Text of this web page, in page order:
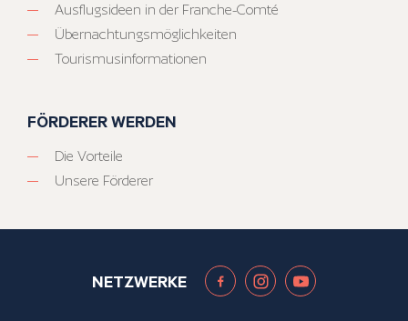
Ausflugsideen in der Franche-Comté
Übernachtungsmöglichkeiten
Tourismusinformationen
FÖRDERER WERDEN
Die Vorteile
Unsere Förderer
NETZWERKE